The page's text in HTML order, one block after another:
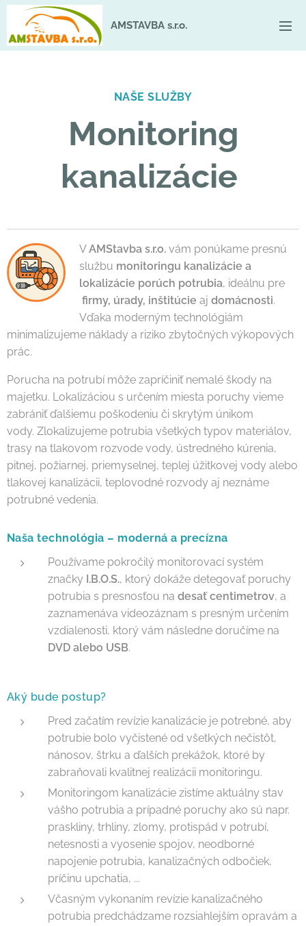
AMSTAVBA s.r.o.
NAŠE SLUŽBY
Monitoring
kanalizácie
VAMStavba s.r.o. vám ponúkame presnú
službu monitoringu kanalizácie a
lokalizácie porúch potrubia, ideálnu pre
firmy, úrady, inštitúcie ajdomácnosti.
Vďaka moderným technológiám
minimalizujeme náklady a riziko zbytočných výkopových
prác.
Porucha na potrubí môže zapríčiniť nemalé škody na
majetku. Lokalizáciou s určením miesta poruchy vieme
zabrániť ďalšiemu poškodeniu či skrytým únikom
vody. Zlokalizujeme potrubia všetkých typov materiálov,
trasy na tlakovom rozvode vody, ústredného kúrenia,
pitnej, požiarnej, priemyselnej, teplej úžitkovej vody alebo
tlakovej kanalizácii, teplovodné rozvody aj neznáme
potrubné vedenia.
Naša technológia – moderná a precízna
Používame pokročilý monitorovací systém
značky I.B.O.S., ktorý dokáže detegovať poruchy
potrubia s presnosťou na desať centimetrov, a
zaznamenáva videozáznam s presným určením
vzdialenosti, ktorý vám následne doručíme na
DVD alebo USB.
Aký bude postup?
Pred začatím revízie kanalizácie je potrebné, aby
potrubie bolo vyčistené od všetkých nečistôt,
nánosov, štrku a ďalších prekážok, ktoré by
zabraňovali kvalitnej realizácii monitoringu.
Monitoringom kanalizácie zistíme aktuálny stav
vášho potrubia a prípadné poruchy ako sú napr.
praskliny, trhliny, zlomy, protispád v potrubí,
netesnosti a vyosenie spojov, neodborné
napojenie potrubia, kanalizačných odbočiek,
príčinu upchatia, ...
Včasným vykonaním revízie kanalizačného
potrubia predchádzame rozsiahlejším opravám a